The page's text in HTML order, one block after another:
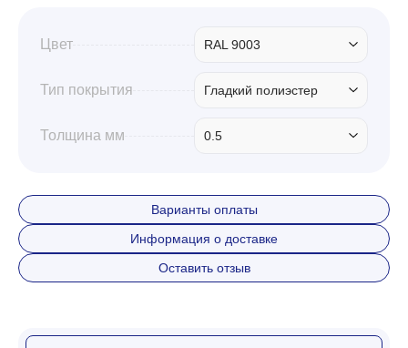
Цвет RAL 9003
Тип покрытия Гладкий полиэстер
Толщина мм 0.5
Варианты оплаты
Информация о доставке
Оставить отзыв